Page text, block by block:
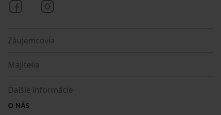
Bezrealitky na Facebooku
Záujemcovia
Majitelia
Ďalšie informácie
O NÁS